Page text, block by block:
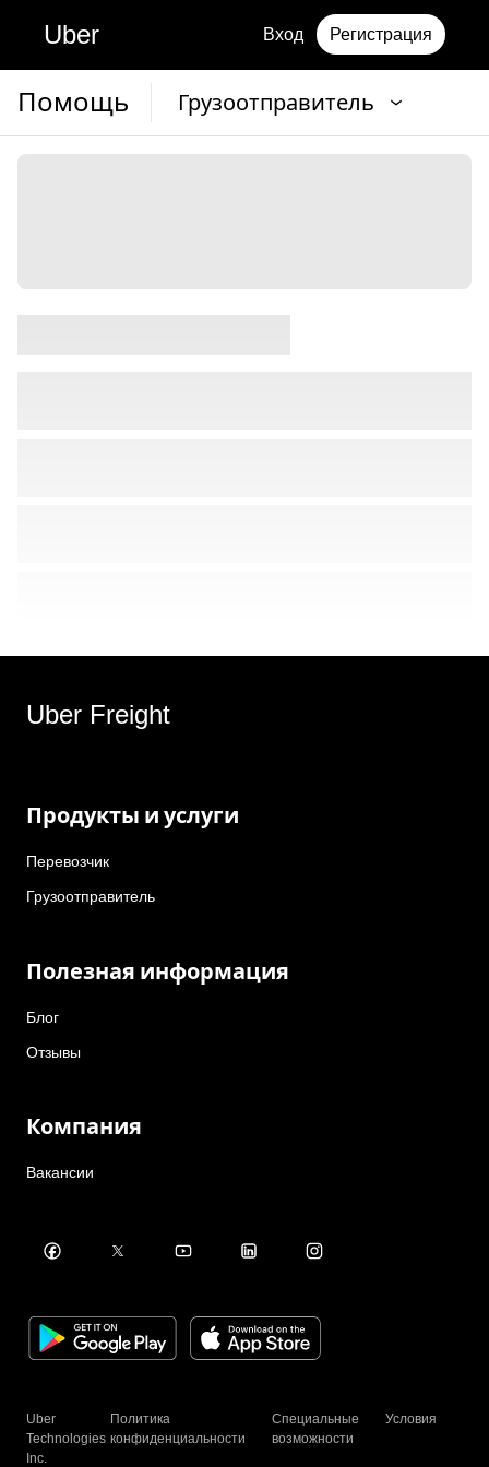
Uber Вход Регистрация
Помощь Грузоотправитель
Uber Freight
Продукты и услуги
Перевозчик
Грузоотправитель
Полезная информация
Блог
Отзывы
Компания
Вакансии
Uber
Technologies
Inc.
Политика
конфиденциальности
Специальные
возможности
Условия